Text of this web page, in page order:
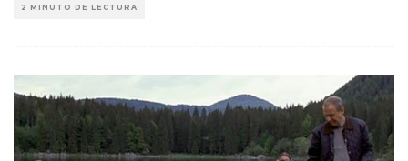
2 MINUTO DE LECTURA